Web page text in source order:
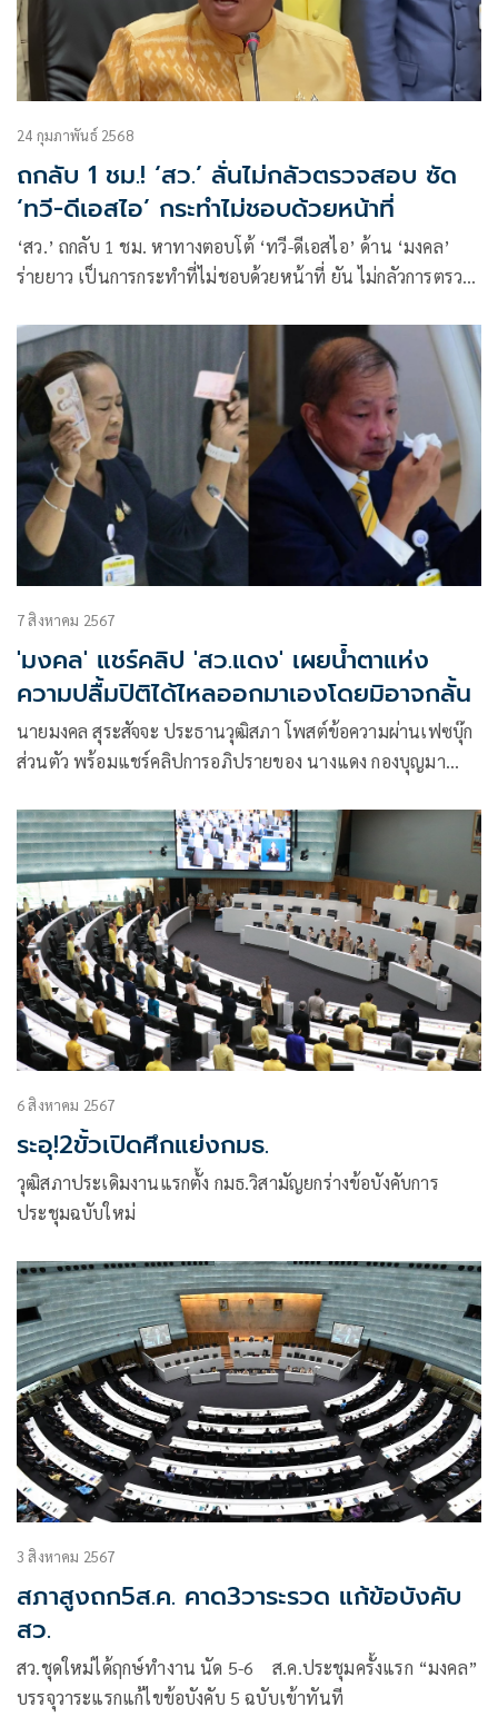
24 กุมภาพันธ์ 2568
ถกลับ 1 ชม.! ‘สว.’ ลั่นไม่กลัวตรวจสอบ ซัด
‘ทวี-ดีเอสไอ’ กระทำไม่ชอบด้วยหน้าที่
‘สว.’ ถกลับ 1 ชม. หาทางตอบโต้ ‘ทวี-ดีเอสไอ’ ด้าน ‘มงคล’
ร่ายยาว เป็นการกระทำที่ไม่ชอบด้วยหน้าที่ ยัน ไม่กลัวการตรวจ
เข้ามาแทรกแซง ย้ำต้องดำเนินคดี ไม่ทราบ หลังบ้านล็อบบี้
คกก.พิเศษหรือไม่
7 สิงหาคม 2567
'มงคล' แชร์คลิป 'สว.แดง' เผยน้ำตาแห่ง
ความปลื้มปิติได้ไหลออกมาเองโดยมิอาจกลั้น
นายมงคล สุระสัจจะ ประธานวุฒิสภา โพสต์ข้อความผ่านเฟซบุ๊ก
ส่วนตัว พร้อมแชร์คลิปการอภิปรายของ นางแดง กองบุญมา
6 สิงหาคม 2567
ระอุ!2ขั้วเปิดศึกแย่งกมธ.
วุฒิสภาประเดิมงานแรกตั้ง กมธ.วิสามัญยกร่างข้อบังคับการ
ประชุมฉบับใหม่
3 สิงหาคม 2567
สภาสูงถก5ส.ค. คาด3วาระรวด แก้ข้อบังคับ
สว.
สว.ชุดใหม่ได้ฤกษ์ทำงาน นัด 5-6 ส.ค.ประชุมครั้งแรก “มงคล”
บรรจุวาระแรกแก้ไขข้อบังคับ 5 ฉบับเข้าทันที